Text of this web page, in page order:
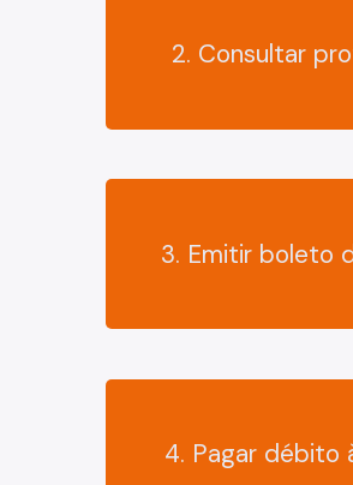
2. Consultar
3. Emitir boleto
4. Pagar débito